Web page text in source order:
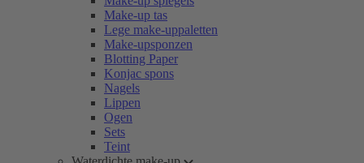
Make-up tas
Lege make-uppaletten
Make-upsponzen
Blotting Paper
Konjac spons
Nagels
Lippen
Ogen
Sets
Teint